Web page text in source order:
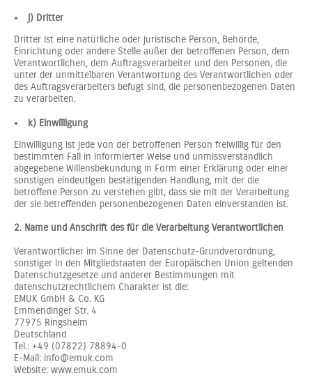
j) Dritter
Dritter ist eine natürliche oder juristische Person, Behörde,
Einrichtung oder andere Stelle außer der betroffenen Person, dem
Verantwortlichen, dem Auftragsverarbeiter und den Personen, die
unter der unmittelbaren Verantwortung des Verantwortlichen oder
des Auftragsverarbeiters befugt sind, die personenbezogenen Daten
zu verarbeiten.
k) Einwilligung
Einwilligung ist jede von der betroffenen Person freiwillig für den
bestimmten Fall in informierter Weise und unmissverständlich
abgegebene Willensbekundung in Form einer Erklärung oder einer
sonstigen eindeutigen bestätigenden Handlung, mit der die
betroffene Person zu verstehen gibt, dass sie mit der Verarbeitung
der sie betreffenden personenbezogenen Daten einverstanden ist.
2. Name und Anschrift des für die Verarbeitung Verantwortlichen
Verantwortlicher im Sinne der Datenschutz-Grundverordnung,
sonstiger in den Mitgliedstaaten der Europäischen Union geltenden
Datenschutzgesetze und anderer Bestimmungen mit
datenschutzrechtlichem Charakter ist die:
EMUK GmbH & Co. KG
Emmendinger Str. 4
77975 Ringsheim
Deutschland
Tel.: +49 (07822) 78894-0
E-Mail: info@emuk.com
Website: www.emuk.com